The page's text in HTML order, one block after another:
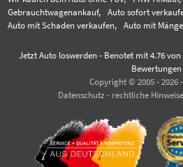
Gebrauchtwagenankauf,
Auto sofort
Auto mit Schaden verkaufen,
Auto mit
Jetzt Auto loswerden- Benotet mit 4.76von
Bewertungen
Copyright © 2005 - 2026
Datenschutz - rechtliche Hinweise